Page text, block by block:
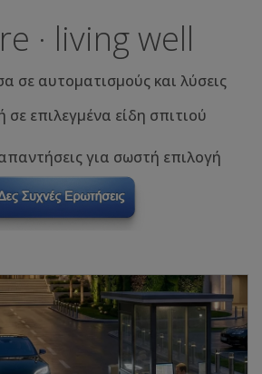
· living well
σε αυτοματισμούς και λύσεις
επιλεγμένα είδη σπιτιού
για σωστή επιλογή